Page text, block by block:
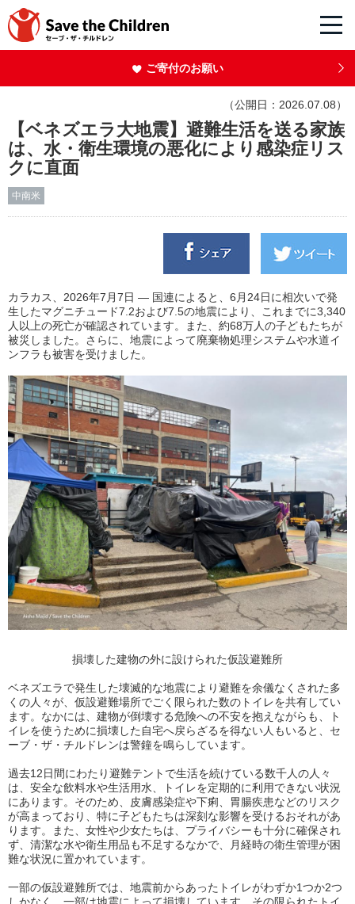
ご寄付のお願い
（公開日：2026.07.08）
【ベネズエラ大地震】避難生活を送る家族
は、水・衛生環境の悪化により感染症リス
クに直面
中南米
カラカス、2026年7月7日 ― 国連によると、6月24日に相次いで発
生したマグニチュード7.2および7.5の地震により、これまでに3,340
人以上の死亡が確認されています。また、約68万人の子どもたちが
被災しました。さらに、地震によって廃棄物処理システムや水道イ
ンフラも被害を受けました。
損壊した建物の外に設けられた仮設避難所
ベネズエラで発生した壊滅的な地震により避難を余儀なくされた多
くの人々が、仮設避難場所でごく限られた数のトイレを共有してい
ます。なかには、建物が倒壊する危険への不安を抱えながらも、ト
イレを使うために損壊した自宅へ戻らざるを得ない人もいると、セ
ーブ・ザ・チルドレンは警鐘を鳴らしています。
過去12日間にわたり避難テントで生活を続けている数千人の人々
は、安全な飲料水や生活用水、トイレを定期的に利用できない状況
にあります。そのため、皮膚感染症や下痢、胃腸疾患などのリスク
が高まっており、特に子どもたちは深刻な影響を受けるおそれがあ
ります。また、女性や少女たちは、プライバシーも十分に確保され
ず、清潔な水や衛生用品も不足するなかで、月経時の衛生管理が困
難な状況に置かれています。
一部の仮設避難所では、地震前からあったトイレがわずか1つか2つ